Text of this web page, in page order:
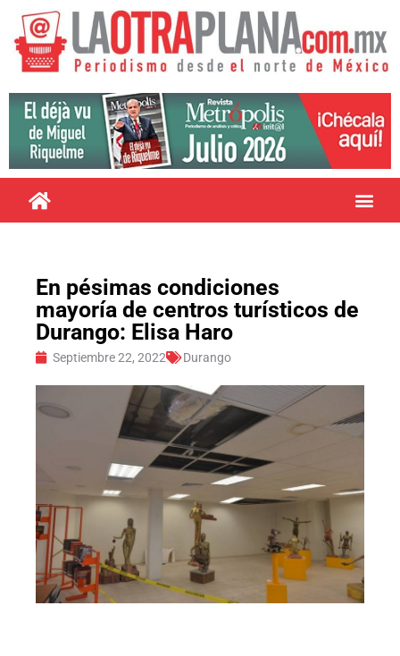
En pésimas condiciones
mayoría de centros turísticos de
Durango: Elisa Haro
Septiembre 22, 2022 Durango